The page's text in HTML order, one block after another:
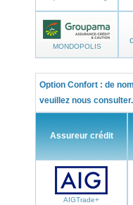
MONDOPOLIS
Option Confort : de
veuillez nous consulter.
Assureur crédit
AIGTrade+